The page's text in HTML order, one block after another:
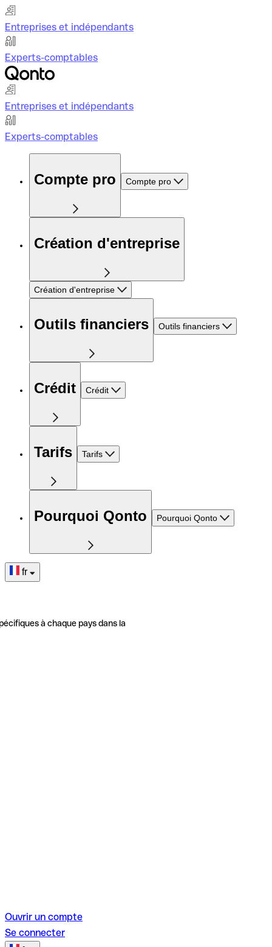
Entreprises et indépendants
Experts-comptables
Entreprises et indépendants
Experts-comptables
Compte pro Compte pro
Création d'entreprise
Création d'entreprise
Outils financiers Outils financiers
Crédit Crédit
Tarifs Tarifs
Pourquoi Qonto Pourquoi Qonto
fr
à chaque pays dans la
Ouvrir un compte
Se connecter